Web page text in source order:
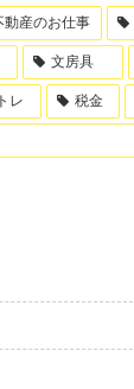
動産のお仕事
文房具
レ 税金